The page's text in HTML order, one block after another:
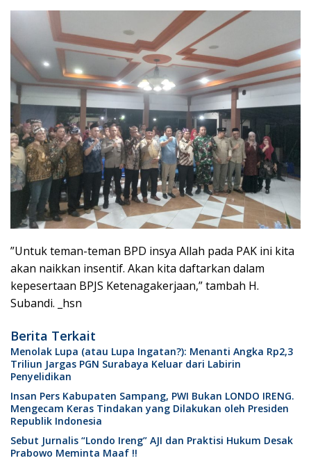
”Untuk teman-teman BPD insya Allah pada PAK ini kita
akan naikkan insentif. Akan kita daftarkan dalam
kepesertaan BPJS Ketenagakerjaan,” tambah H.
Subandi. _hsn
Berita Terkait
Menolak Lupa (atau Lupa Ingatan?): Menanti Angka Rp2,3
Triliun Jargas PGN Surabaya Keluar dari Labirin
Penyelidikan
Insan Pers Kabupaten Sampang, PWI Bukan LONDO IRENG.
Mengecam Keras Tindakan yang Dilakukan oleh Presiden
Republik Indonesia
Sebut Jurnalis “Londo Ireng” AJI dan Praktisi Hukum Desak
Prabowo Meminta Maaf !!